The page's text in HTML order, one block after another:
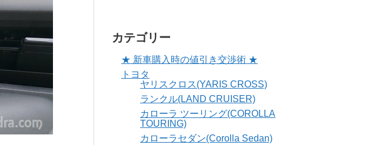
カテゴリー
★ 新車購入時の値引き交渉術 ★
トヨタ
ヤリスクロス(YARIS CROSS)
ランクル(LAND CRUISER)
カローラ ツーリング(COROLLA
TOURING)
カローラセダン(Corolla Sedan)